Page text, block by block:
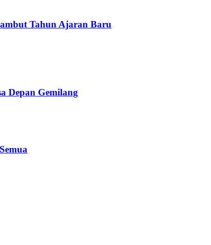
Tahun Ajaran Baru
Depan Gemilang